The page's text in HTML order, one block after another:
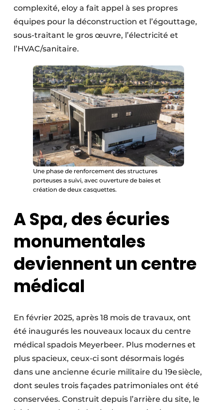
complexité, eloy a fait appel à ses propres
équipes pour la déconstruction et l’égouttage,
sous-traitant le gros œuvre, l’électricité et
l’HVAC/sanitaire.
Une phase de renforcement des structures
porteuses a suivi, avec ouverture de baies et
création de deux casquettes.
A Spa, des écuries
monumentales
deviennent un centre
médical
En février 2025, après 18 mois de travaux, ont
été inaugurés les nouveaux locaux du centre
médical spadois Meyerbeer. Plus modernes et
plus spacieux, ceux-ci sont désormais logés
dans une ancienne écurie militaire du 19e siècle,
dont seules trois façades patrimoniales ont été
conservées. Construit depuis l’arrière du site, le